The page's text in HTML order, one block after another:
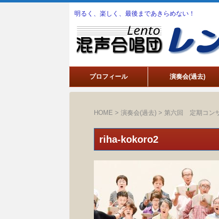
明るく、楽しく、最後まであきらめない！
プロフィール 演奏会(過去)
HOME > 演奏会(過去) > 第六回 定期コン
riha-kokoro2